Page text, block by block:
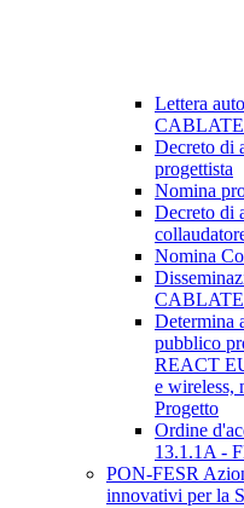
Lettera
Decreto di
progettista
Nomina
Decreto di
Nomina
Determina
pubblico
REACT
e wireless,
Progetto
Ordine
13.1.1A -
PON-FESR
innovativi per la